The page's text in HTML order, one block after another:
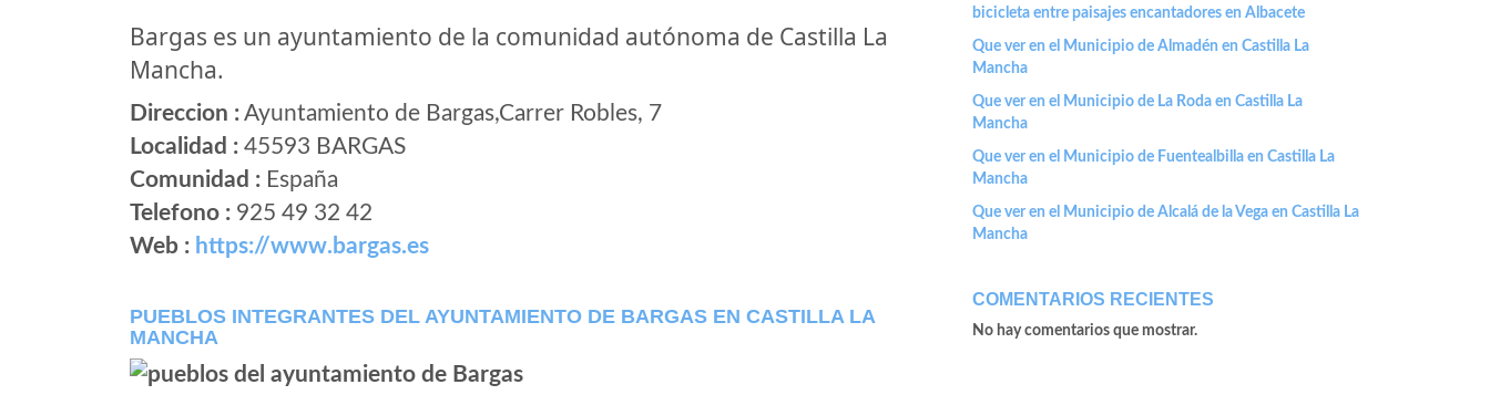
Bargas es un ayuntamiento de la comunidad autónoma de Castilla La
Mancha.
Direccion :Ayuntamiento de Bargas,Carrer Robles, 7
Localidad : 45593 BARGAS
Comunidad : España
Telefono : 925 49 32 42
Web : https://www.bargas.es
PUEBLOS INTEGRANTES DEL AYUNTAMIENTO DE BARGAS EN CASTILLA LA
MANCHA
bicicleta entre paisajes encantadores en Albacete
Que ver en el Municipio de Almadén en Castilla La
Mancha
Que ver en el Municipio de La Roda en Castilla La
Mancha
Que ver en el Municipio de Fuentealbilla en Castilla La
Mancha
Que ver en el Municipio de Alcalá de la Vega en Castilla La
Mancha
COMENTARIOS RECIENTES
No hay comentarios que mostrar.